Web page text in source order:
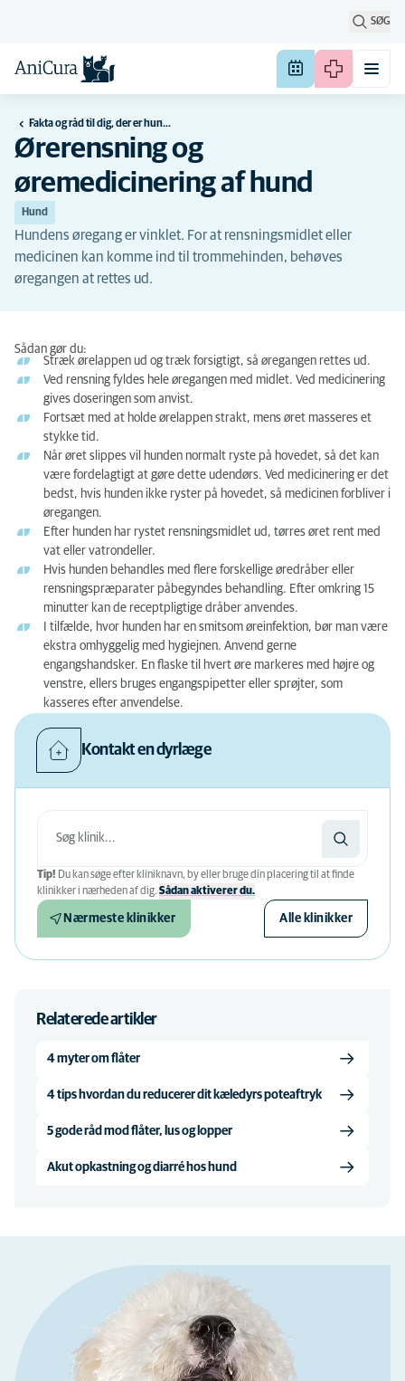
SØG
Fakta og råd til dig, der er hundeejer
Ørerensning og
øremedicinering af hund
Hund
Hundens øregang er vinklet. For at rensningsmidlet eller
medicinen kan komme ind til trommehinden, behøves
øregangen at rettes ud.
Sådan gør du:
Stræk ørelappen ud og træk forsigtigt, så øregangen rettes ud.
Ved rensning fyldes hele øregangen med midlet. Ved medicinering
gives doseringen som anvist.
Fortsæt med at holde ørelappen strakt, mens øret masseres et
stykke tid.
Når øret slippes vil hunden normalt ryste på hovedet, så det kan
være fordelagtigt at gøre dette udendørs. Ved medicinering er det
bedst, hvis hunden ikke ryster på hovedet, så medicinen forbliver i
øregangen.
Efter hunden har rystet rensningsmidlet ud, tørres øret rent med
vat eller vatrondeller.
Hvis hunden behandles med flere forskellige øredråber eller
rensningspræparater påbegyndes behandling. Efter omkring 15
minutter kan de receptpligtige dråber anvendes.
I tilfælde, hvor hunden har en smitsom øreinfektion, bør man være
ekstra omhyggelig med hygiejnen. Anvend gerne
engangshandsker. En flaske til hvert øre markeres med højre og
venstre, ellers bruges engangspipetter eller sprøjter, som
kasseres efter anvendelse.
Kontakt en dyrlæge
Tip! Du kan søge efter kliniknavn, by eller bruge din placering til at finde
klinikker i nærheden af ​​dig. Sådan aktiverer du.
Nærmeste klinikker Alle klinikker
Relaterede artikler
4 myter om flåter
4 tips hvordan du reducerer dit kæledyrs poteaftryk
5 gode råd mod flåter, lus og lopper
Akut opkastning og diarré hos hund